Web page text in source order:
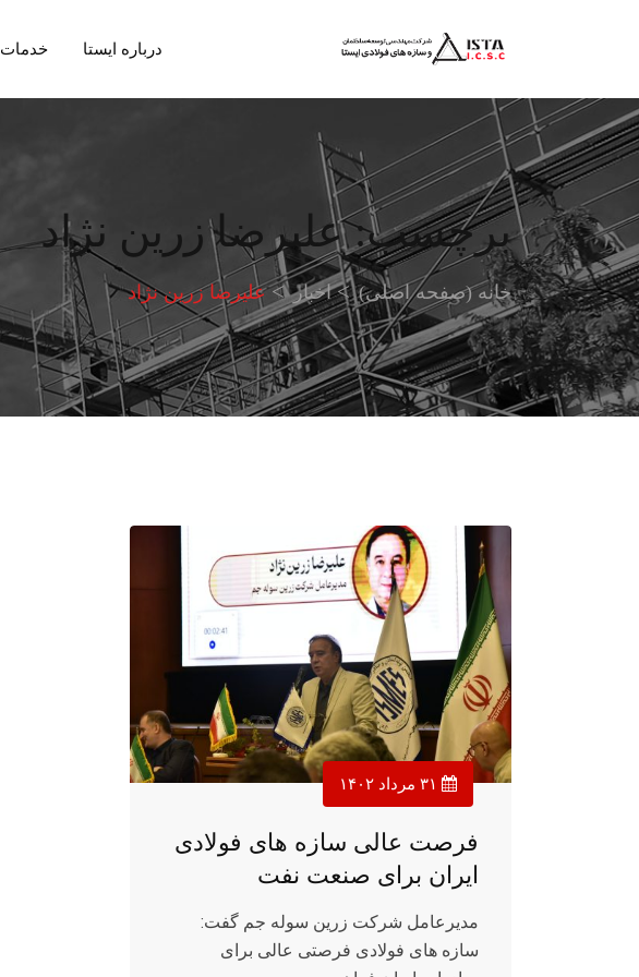
درباره ایستا خدمات
برچسب:علیرضا زرین نژاد
خانه (صفحه اصلی) اخبار علیرضا زرین نژاد
فرصت عالی سازه های فولادی
ایران برای صنعت نفت
مدیرعامل شرکت زرین سوله جم گفت:
سازه های فولادی فرصتی عالی برای